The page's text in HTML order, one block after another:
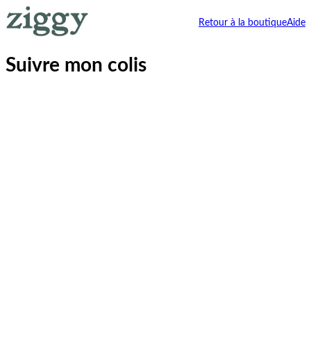
Retour à la boutiqueAide
Suivre mon colis